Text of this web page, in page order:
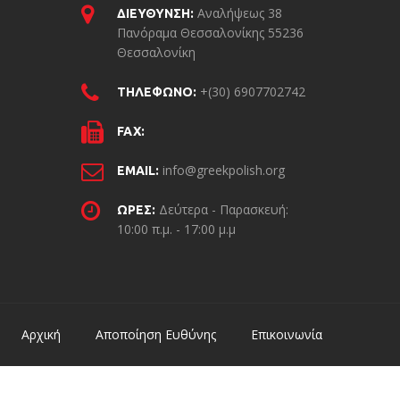
ΔΙΕΥΘΥΝΣΗ: Αναλήψεως 38
Πανόραμα Θεσσαλονίκης 55236
Θεσσαλονίκη
ΤΗΛΕΦΩΝΟ: +(30) 6907702742
FAX:
EMAIL: info@greekpolish.org
ΩΡΕΣ: Δεύτερα - Παρασκευή:
10:00 π.μ. - 17:00 μ.μ
Αρχική Αποποίηση Ευθύνης Επικοινωνία